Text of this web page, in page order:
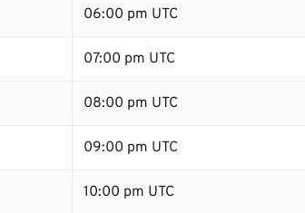
06:00 pm UTC
07:00 pm UTC
08:00 pm UTC
09:00 pm UTC
10:00 pm UTC